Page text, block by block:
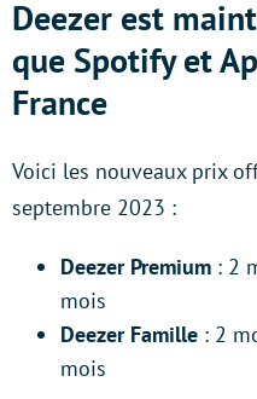
Deezer est
que Spotify et
France
Voici les nouveaux prix
septembre 2023 :
Deezer Premium : 2
mois
Deezer Famille : 2
mois